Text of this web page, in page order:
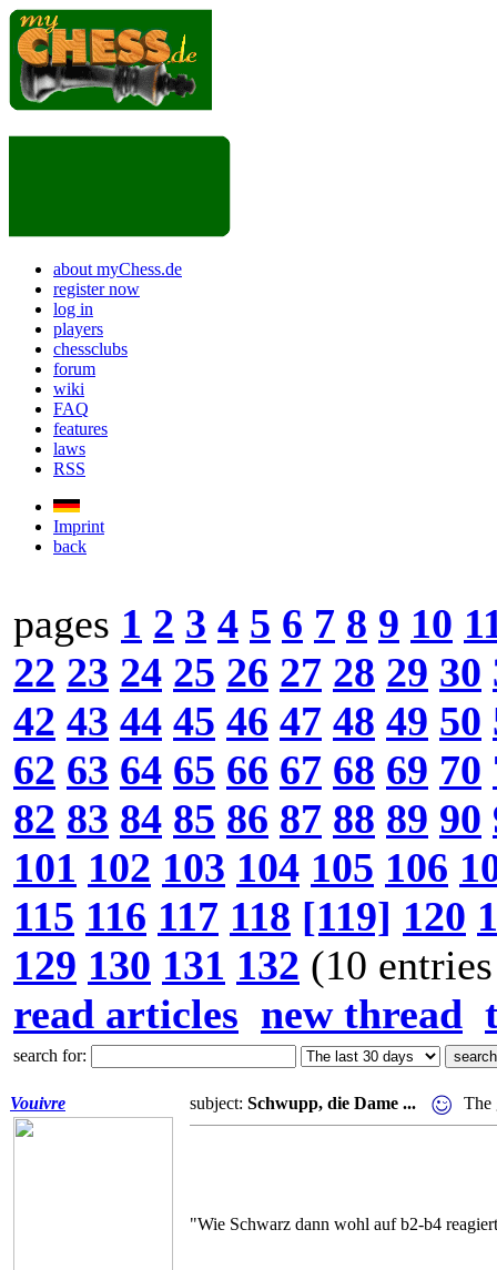
about myChess.de
register now
log in
players
chessclubs
forum
wiki
FAQ
features
laws
RSS
Imprint
back
pages 1 2 3 4 5 6 7 8 9 10
22 23 24 25 26 27 28 29 30
42 43 44 45 46 47 48 49 50
62 63 64 65 66 67 68 69 70
82 83 84 85 86 87 88 89 90
101 102 103 104 105 106
115 116 117 118 [119] 120
129 130 131 132 (10
read articles new thread
search for:
Vouivre subject: Schwupp, die Dame ... The
"Wie Schwarz dann wohl auf b2-b4